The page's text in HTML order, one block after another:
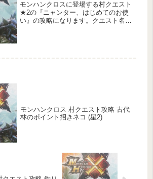
モンハンクロスに登場する村クエスト
★2の『ニャンター、はじめてのお使
い』の攻略になります。クエスト名村
モンハンクロス 村クエスト攻略 古代
林のポイント招きネコ (星2)